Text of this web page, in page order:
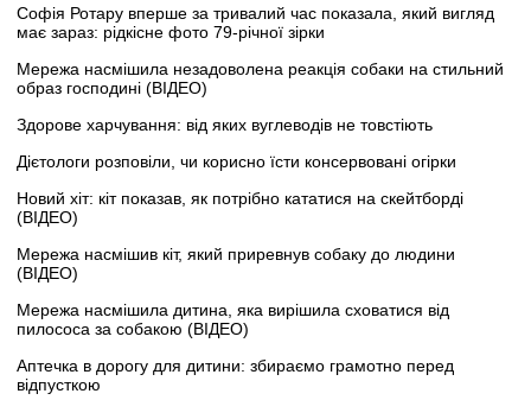
Софія Ротару вперше за тривалий час показала, який вигляд
має зараз: рідкісне фото 79-річної зірки
Мережа насмішила незадоволена реакція собаки на стильний
образ господині (ВІДЕО)
Здорове харчування: від яких вуглеводів не товстіють
Дієтологи розповіли, чи корисно їсти консервовані огірки
Новий хіт: кіт показав, як потрібно кататися на скейтборді
(ВІДЕО)
Мережа насмішив кіт, який приревнув собаку до людини
(ВІДЕО)
Мережа насмішила дитина, яка вирішила сховатися від
пилососа за собакою (ВІДЕО)
Аптечка в дорогу для дитини: збираємо грамотно перед
відпусткою